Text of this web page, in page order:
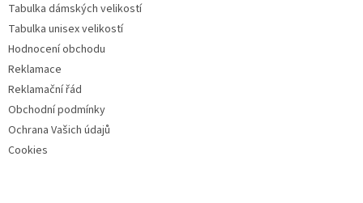
Tabulka dámských velikostí
Tabulka unisex velikostí
Hodnocení obchodu
Reklamace
Reklamační řád
Obchodní podmínky
Ochrana Vašich údajů
Cookies